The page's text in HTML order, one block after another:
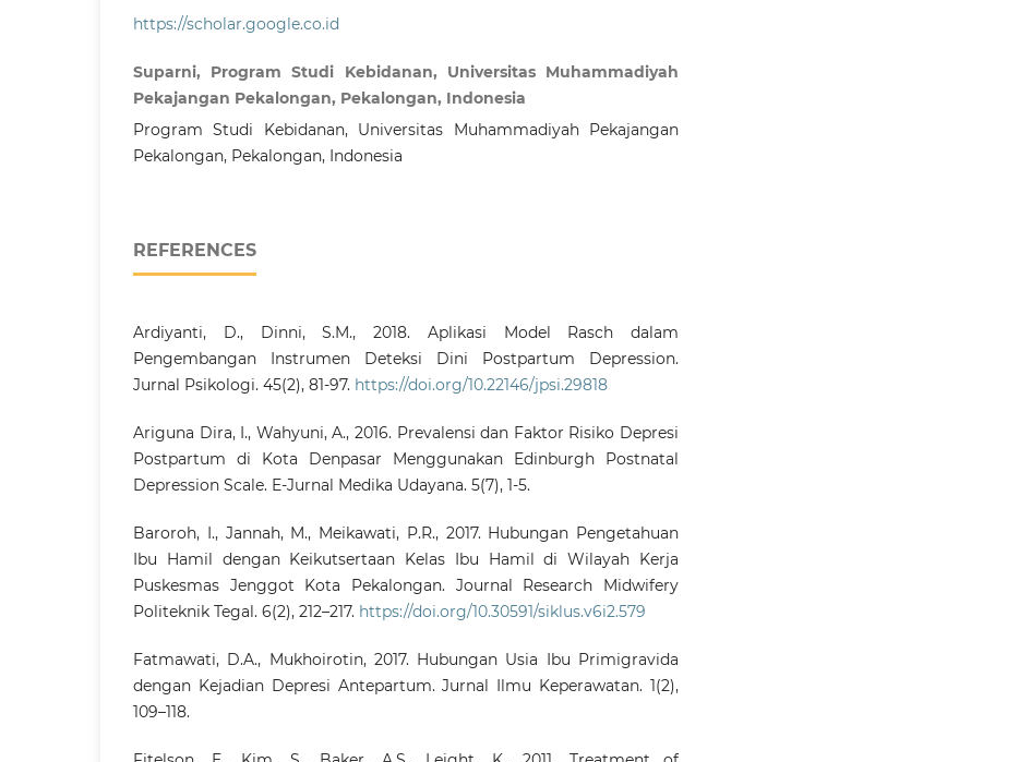
https://scholar.google.co.id
Suparni, Program Studi Kebidanan, Universitas Muhammadiyah
Pekajangan Pekalongan, Pekalongan, Indonesia
Program Studi Kebidanan, Universitas Muhammadiyah Pekajangan
Pekalongan, Pekalongan, Indonesia
REFERENCES
Ardiyanti, D., Dinni, S.M., 2018. Aplikasi Model Rasch dalam
Pengembangan Instrumen Deteksi Dini Postpartum Depression.
Jurnal Psikologi. 45(2), 81-97. https://doi.org/10.22146/jpsi.29818
Ariguna Dira, I., Wahyuni, A., 2016. Prevalensi dan Faktor Risiko Depresi
Postpartum di Kota Denpasar Menggunakan Edinburgh Postnatal
Depression Scale. E-Jurnal Medika Udayana. 5(7), 1-5.
Baroroh, I., Jannah, M., Meikawati, P.R., 2017. Hubungan Pengetahuan
Ibu Hamil dengan Keikutsertaan Kelas Ibu Hamil di Wilayah Kerja
Puskesmas Jenggot Kota Pekalongan. Journal Research Midwifery
Politeknik Tegal. 6(2), 212–217. https://doi.org/10.30591/siklus.v6i2.579
Fatmawati, D.A., Mukhoirotin, 2017. Hubungan Usia Ibu Primigravida
dengan Kejadian Depresi Antepartum. Jurnal Ilmu Keperawatan. 1(2),
109–118.